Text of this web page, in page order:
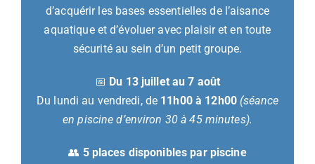
d’acquérir les bases essentielles de l’aisance
aquatique et d’évoluer avec plaisir et en toute
sécurité au sein d’un petit groupe.
📅 Du 13 juillet au 7 août
Du lundi au vendredi, de 11h00 à 12h00 (séance
en piscine d’environ 30 à 45 minutes).
👥 5 places disponibles par piscine